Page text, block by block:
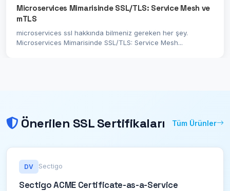
Microservices Mimarisinde SSL/TLS: Service Mesh ve
mTLS
microservices ssl hakkında bilmeniz gereken her şey.
Microservices Mimarisinde SSL/TLS: Service Mesh...
Önerilen SSL Sertifikaları Tüm Ürünler
DV Sectigo
Sectigo ACME Certificate-as-a-Service